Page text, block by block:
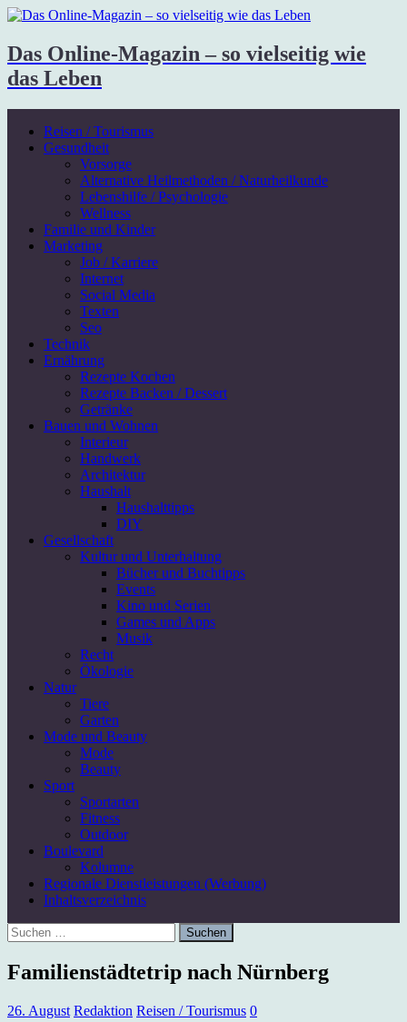
Das Online-Magazin – so vielseitig wie
das Leben
Reisen / Tourismus
Gesundheit
Vorsorge
Alternative Heilmethoden / Naturheilkunde
Lebenshilfe / Psychologie
Wellness
Familie und Kinder
Marketing
Job / Karriere
Internet
Social Media
Texten
Seo
Technik
Ernährung
Rezepte Kochen
Rezepte Backen / Dessert
Getränke
Bauen und Wohnen
Interieur
Handwerk
Architektur
Haushalt
Haushalttipps
DIY
Gesellschaft
Kultur und Unterhaltung
Bücher und Buchtipps
Events
Kino und Serien
Games und Apps
Musik
Recht
Ökologie
Natur
Tiere
Garten
Mode und Beauty
Mode
Beauty
Sport
Sportarten
Fitness
Outdoor
Boulevard
Kolumne
Regionale Dienstleistungen (Werbung)
Inhaltsverzeichnis
Suchen
nach:
Familienstädtetrip nach Nürnberg
26. August Redaktion Reisen / Tourismus 0